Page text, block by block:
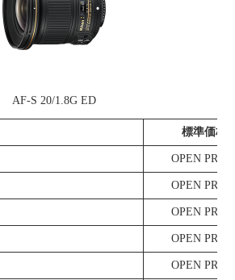
AF-S 20/1.8G ED
標準価格
OPEN
OPEN
OPEN
OPEN
OPEN